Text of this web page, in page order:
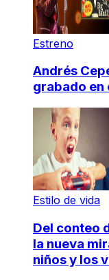
Estreno
Andrés
grabado en
Estilo de vida
Del conteo
la nueva
niños y los